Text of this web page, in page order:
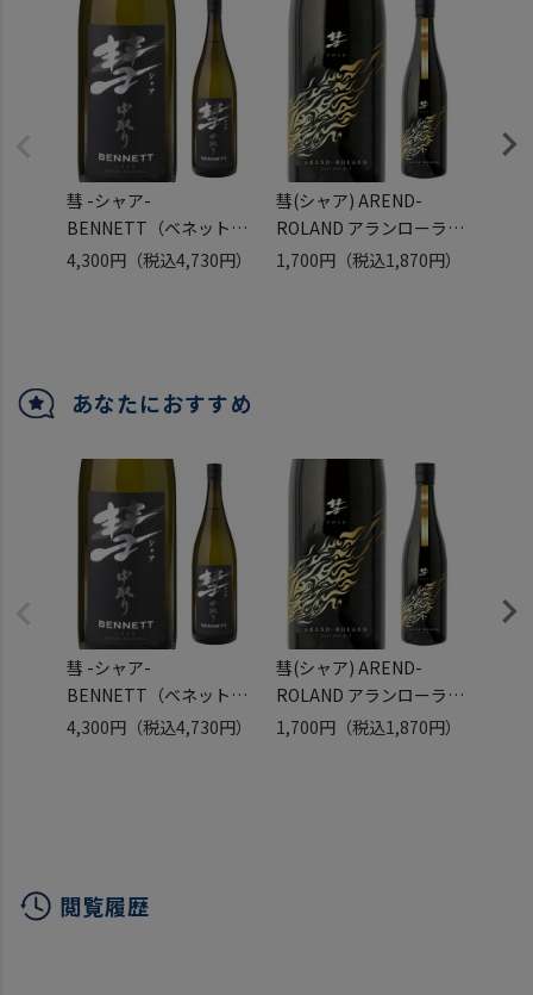
彗 -シャア-
BENNETT（ベネット）
中汲み純米大吟醸
4,300円 （税込4,730円）
彗(シャア) AREND-
ROLAND アランローラン
純米吟醸 720ml 13度 日
1,700円 （税込1,870円）
あなたにおすすめ
彗 -シャア-
BENNETT（ベネット）
中汲み純米大吟醸
4,300円 （税込4,730円）
彗(シャア) AREND-
ROLAND アランローラン
純米吟醸 720ml 13度 日
1,700円 （税込1,870円）
閲覧履歴